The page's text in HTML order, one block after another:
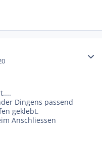
Dingens passend
geklebt.
Anschliessen